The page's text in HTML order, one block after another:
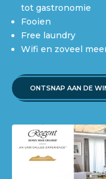
tot gastronomie
Fooien
Free laundry
Wifi en zoveel
ONTSNAP AAN DE